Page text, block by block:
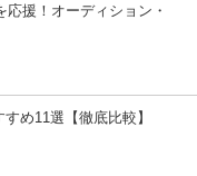
援！オーディション・
め11選【徹底比較】